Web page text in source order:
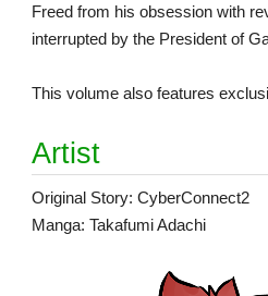
Freed from his obsession with
interrupted by the President of
This volume also features
Artist
Original Story: CyberConnect2
Manga: Takafumi Adachi